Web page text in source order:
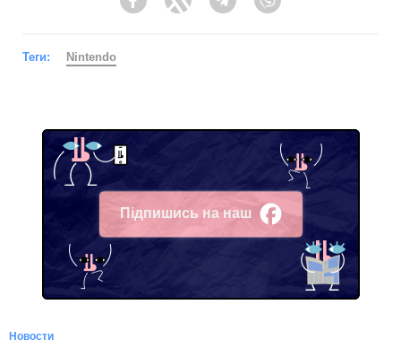
FacebookTwitter Telegram
Теги: Nintendo
Підпишись на наш
Facebook
Новости